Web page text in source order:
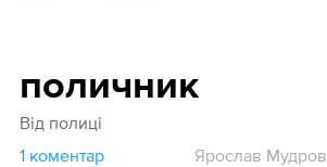
поличник
Від полиці
1 коментар
Ярослав Мудров